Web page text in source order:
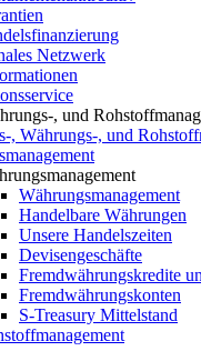
Netzwerk
, und
, Währungs-, und
Währungsmanagement
Handelbare Währungen
Unsere Handelszeiten
Devisengeschäfte
Fremdwährungskredite
Fremdwährungskonten
S-Treasury Mittelstand